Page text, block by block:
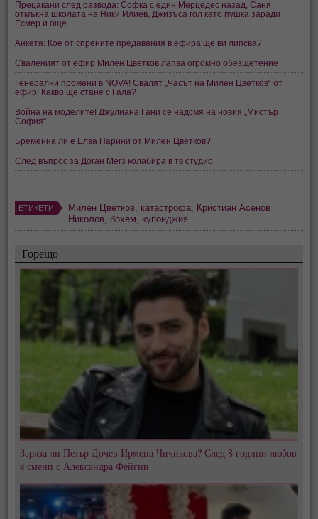
Прецакани след развода: Софка с един Мерцедес назад, Саня
отмъкна школата на Ники Илиев, Джизъса гол като пушка заради
Есмер и още…
Анкета: Кое от спрените предавания в ефира ще ви липсва?
Сваленият от ефир Милен Цветков лапва огромно обезщетение
Генерални промени в NOVA! Свалят „Часът на Милен Цветков“ от
ефир! Какво ще стане с Гала?
Война на моделите! Джулиана Гани се надсмя на новия „Мистър
София“
Бременна ли е Елза Парини от Милен Цветков?
След въпрос за Доган Мегз колабира в тв студио
ЕТИКЕТИ Милен Цветков катастрофа
Кристиан Асенов
Николов
бохем купонджия
Горещо
Заряза ли Петър Дочев Ирмена Чичикова? След 8 години любов
я смени с Александра Фейгин